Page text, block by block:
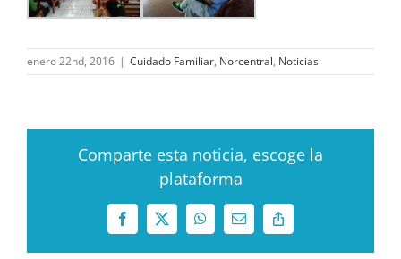
enero 22nd, 2016 | Cuidado Familiar, Norcentral, Noticias
Comparte esta noticia, escoge la
plataforma
Facebook
X WhatsAppCorreo
electrónico
Copy
Link